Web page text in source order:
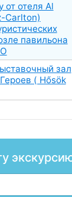
от отеля Al
Carlton)
павильона
зал
( Hősök